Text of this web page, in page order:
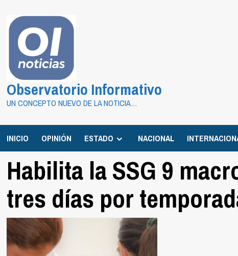
contenido
Observatorio Informativo
UN CONCEPTO NUEVO DE LA NOTICIA…
INICIO OPINIÓN ESTADO NACIONAL
Habilita la SSG 9
tres días por